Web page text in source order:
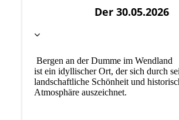
Der 30.05.2026
Bergen an der Dumme im Wendland
ist ein idyllischer Ort, der sich durch
landschaftliche Schönheit und
Atmosphäre auszeichnet.